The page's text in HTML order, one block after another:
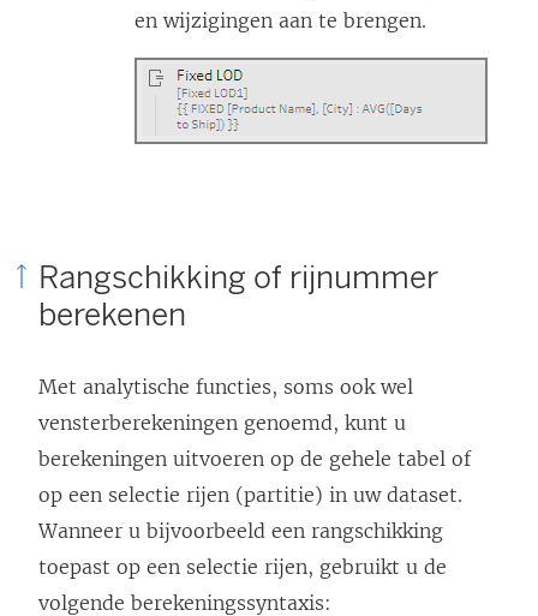
en wijzigingen aan te brengen.
Rangschikking of rijnummer
berekenen
Met analytische functies, soms ook wel
vensterberekeningen genoemd, kunt u
berekeningen uitvoeren op de gehele tabel of
op een selectie rijen (partitie) in uw dataset.
Wanneer u bijvoorbeeld een rangschikking
toepast op een selectie rijen, gebruikt u de
volgende berekeningssyntaxis: